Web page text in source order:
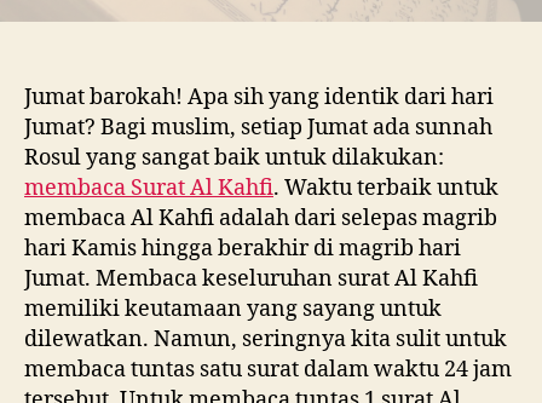
Jumat barokah! Apa sih yang identik dari hari
Jumat? Bagi muslim, setiap Jumat ada sunnah
Rosul yang sangat baik untuk dilakukan:
membaca Surat Al Kahfi. Waktu terbaik untuk
membaca Al Kahfi adalah dari selepas magrib
hari Kamis hingga berakhir di magrib hari
Jumat. Membaca keseluruhan surat Al Kahfi
memiliki keutamaan yang sayang untuk
dilewatkan. Namun, seringnya kita sulit untuk
membaca tuntas satu surat dalam waktu 24 jam